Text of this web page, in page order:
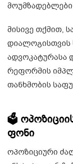
მისივე თქმით,
დიალოგისთვის
ადვოკატურასა
რეფორმის
თანხმობის
🗳️
ფონი
ოპოზიციური